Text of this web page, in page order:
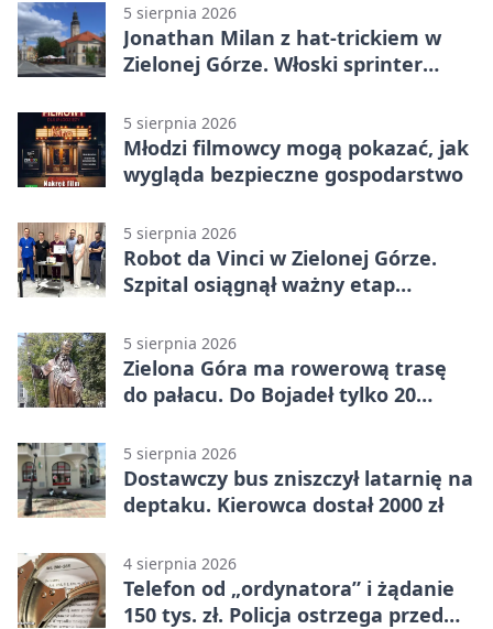
5 sierpnia 2026
Jonathan Milan z hat-trickiem w
Zielonej Górze. Włoski sprinter
5 sierpnia 2026
Młodzi filmowcy mogą pokazać, jak
wygląda bezpieczne gospodarstwo
5 sierpnia 2026
Robot da Vinci w Zielonej Górze.
Szpital osiągnął ważny etap
5 sierpnia 2026
Zielona Góra ma rowerową trasę
do pałacu. Do Bojadeł tylko 20
5 sierpnia 2026
Dostawczy bus zniszczył latarnię na
deptaku. Kierowca dostał 2000 zł
4 sierpnia 2026
Telefon od „ordynatora” i żądanie
150 tys. zł. Policja ostrzega przed